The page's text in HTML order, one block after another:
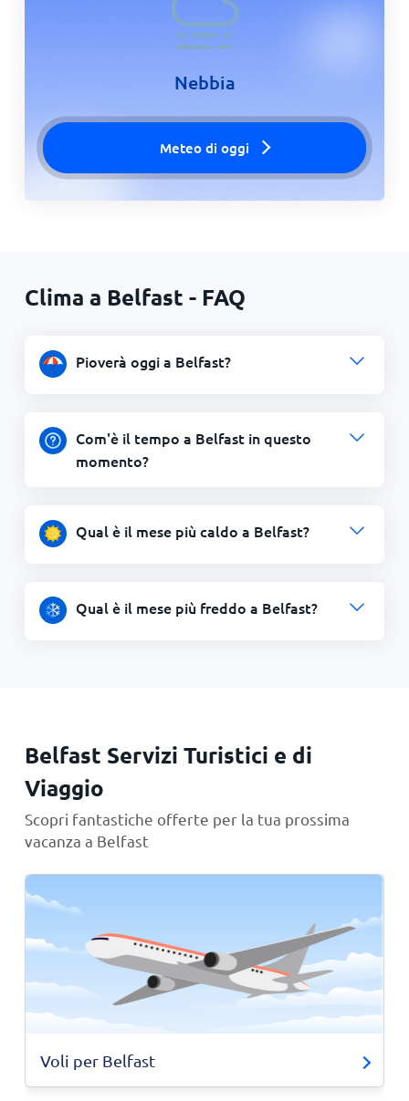
Nebbia
Meteo di oggi
Clima a Belfast - FAQ
Pioverà oggi a Belfast?
Com'è il tempo a Belfast in questo
momento?
Qual è il mese più caldo a Belfast?
Qual è il mese più freddo a Belfast?
Belfast Servizi Turistici e di
Viaggio
Scopri fantastiche offerte per la tua prossima
vacanza a Belfast
Voli per Belfast